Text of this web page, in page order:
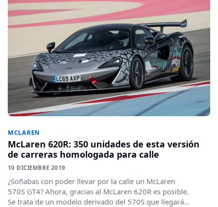
MCLAREN
McLaren 620R: 350 unidades de esta versión
de carreras homologada para calle
10 DICIEMBRE 2019
¿Soñabas con poder llevar por la calle un McLaren
570S GT4? Ahora, gracias al McLaren 620R es posible.
Se trata de un modelo derivado del 570S que llegará...